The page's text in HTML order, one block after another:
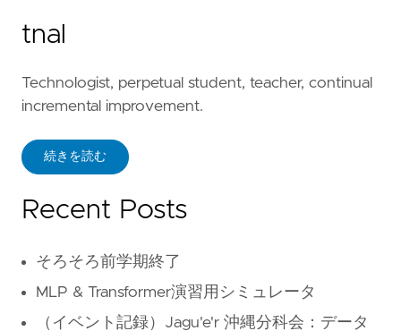
tnal
Technologist, perpetual student, teacher, continual
incremental improvement.
続きを読む
Recent Posts
そろそろ前学期終了
MLP & Transformer演習用シミュレータ
（イベント記録）Jagu'e'r 沖縄分科会：データ